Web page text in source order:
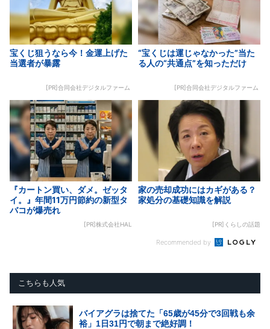
宝くじ狙うなら今！金運上げた
当選者が暴露
[PR]合同会社デジタルファーム
“宝くじは運じゃなかった”当た
る人の“共通点”を知っただけ
[PR]合同会社デジタルファーム
『カートン買い、ダメ。ゼッタ
イ。』年間11万円節約の新型タ
バコが爆売れ
[PR]株式会社HAL
家の売却成功にはカギがある？
家処分の基礎知識を解説
[PR]くらしの話題
Recommended by
こちらも人気
バイアグラは捨てた「65歳が45分で3回戦も余
裕」1日31円で朝まで絶好調！